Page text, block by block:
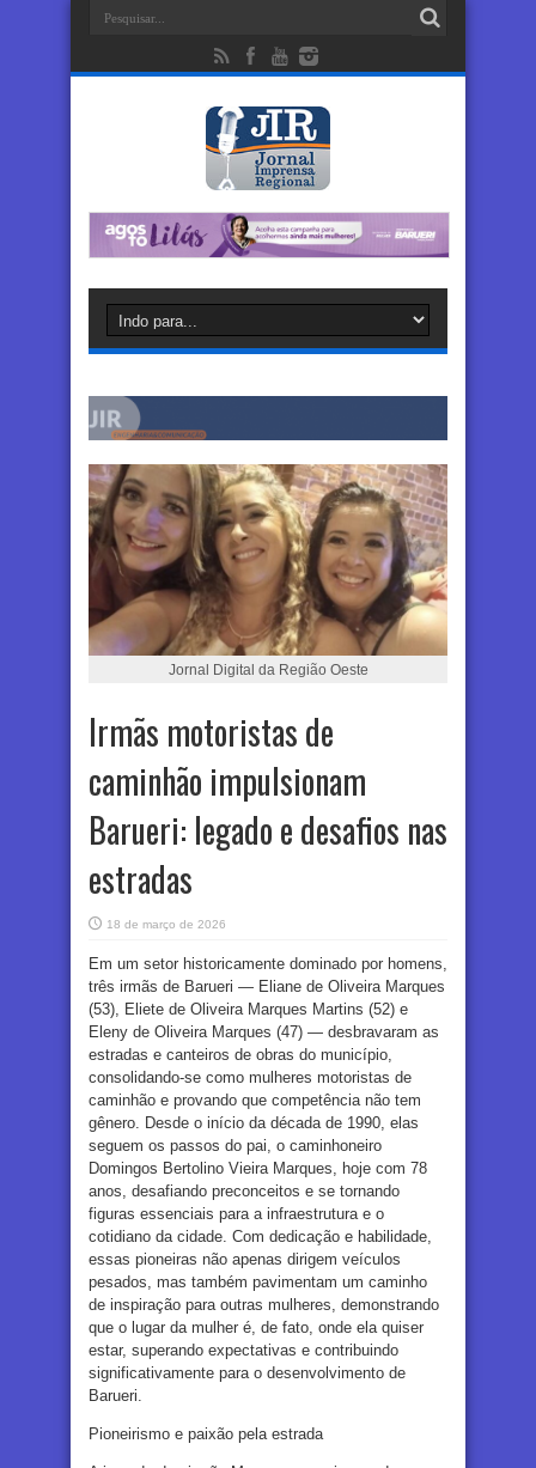
Jornal Digital da Região Oeste
Irmãs motoristas de
caminhão impulsionam
Barueri: legado e desafios nas
estradas
18 de março de 2026
Em um setor historicamente dominado por homens,
três irmãs de Barueri — Eliane de Oliveira Marques
(53), Eliete de Oliveira Marques Martins (52) e
Eleny de Oliveira Marques (47) — desbravaram as
estradas e canteiros de obras do município,
consolidando-se como mulheres motoristas de
caminhão e provando que competência não tem
gênero. Desde o início da década de 1990, elas
seguem os passos do pai, o caminhoneiro
Domingos Bertolino Vieira Marques, hoje com 78
anos, desafiando preconceitos e se tornando
figuras essenciais para a infraestrutura e o
cotidiano da cidade. Com dedicação e habilidade,
essas pioneiras não apenas dirigem veículos
pesados, mas também pavimentam um caminho
de inspiração para outras mulheres, demonstrando
que o lugar da mulher é, de fato, onde ela quiser
estar, superando expectativas e contribuindo
significativamente para o desenvolvimento de
Barueri.
Pioneirismo e paixão pela estrada